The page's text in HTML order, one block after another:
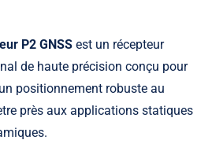
P2 GNSSest un récepteur
de haute précision conçu pour
positionnement robuste au
près aux applications statiques